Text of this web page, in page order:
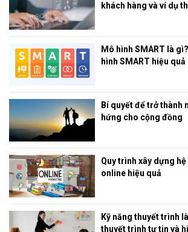
khách hàng và ví dụ
Mô hình SMART là
hình SMART hiệu quả
Bí quyết để trở thành
hứng cho cộng đồng
Quy trình xây dựng
online hiệu quả
Kỹ năng thuyết trình
thuyết trình tự tin và